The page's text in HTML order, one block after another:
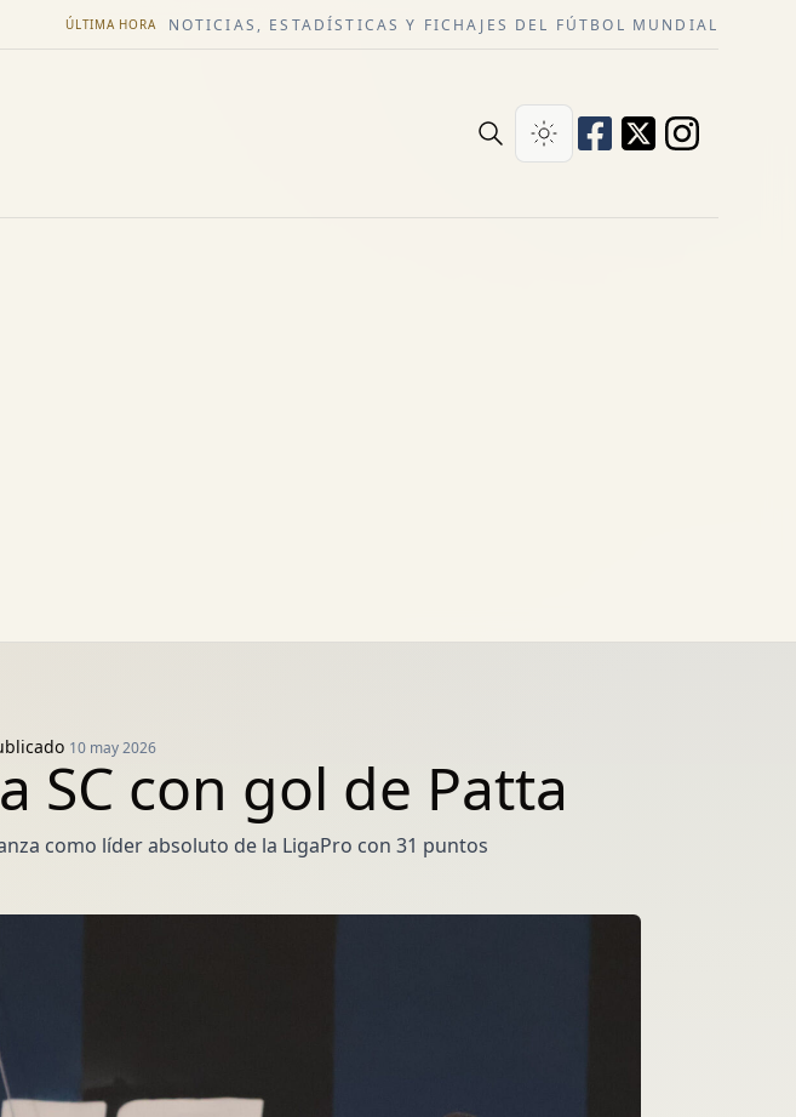
ÚLTIMA HORA NOTICIAS, ESTADÍSTICAS Y FICHAJES DEL FÚTBOL MUNDIAL
10 may 2026
SC con gol de Patta
como líder absoluto de la LigaPro con 31 puntos